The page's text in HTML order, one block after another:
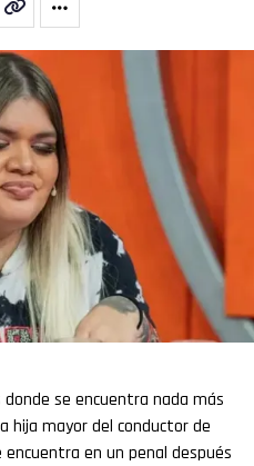
se encuentra nada más
hija mayor del conductor de
encuentra en un penal después